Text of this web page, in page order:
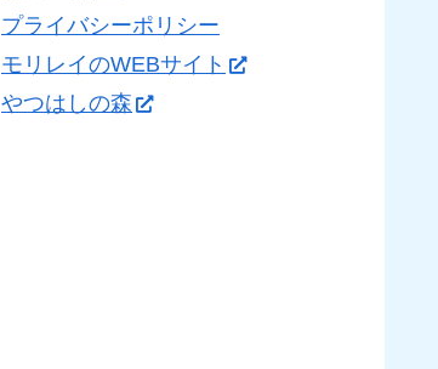
プライバシーポリシー
モリレイのWEBサイト
やつはしの森